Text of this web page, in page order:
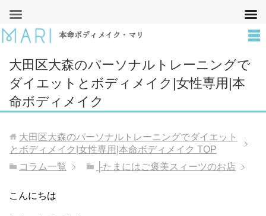
本命ボディメイク・マリ
大田区大森のパーソナルトレーニングで
ダイエットとボディメイク|女性専用|本
命ボディメイク
大田区大森のパーソナルトレーニングでダイエット
とボディメイク|女性専用|本命ボディメイク TOP
コラム一覧
├たまにはご褒美スィーツのお店
こんにちは